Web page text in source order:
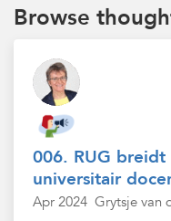
Browse
006. RUG
universitair
Apr 2024 Grytsje van